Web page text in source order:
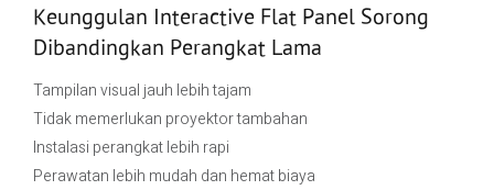
Keunggulan Interactive Flat Panel Sorong
Dibandingkan Perangkat Lama
Tampilan visual jauh lebih tajam
Tidak memerlukan proyektor tambahan
Instalasi perangkat lebih rapi
Perawatan lebih mudah dan hemat biaya